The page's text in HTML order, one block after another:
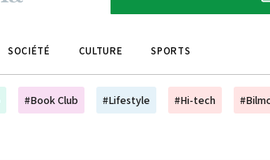
Le Matin Store
Le Matin Annonces
Programme TV
Cinéma
SOCIÉTÉ CULTURE SPORTS
#Book Club #Lifestyle #Hi-tech